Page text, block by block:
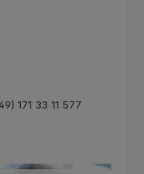
171 33 11 577